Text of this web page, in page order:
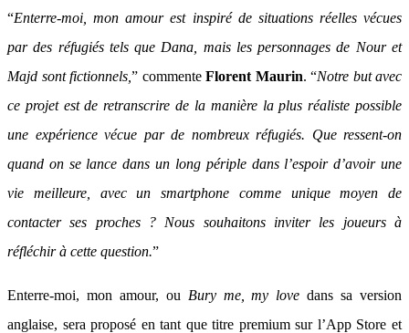
“Enterre-moi, mon amour est inspiré de situations réelles vécues
par des réfugiés tels que Dana, mais les personnages de Nour et
Majd sont fictionnels, ” commente Florent Maurin. “Notre but avec
ce projet est de retranscrire de la manière la plus réaliste possible
une expérience vécue par de nombreux réfugiés. Que ressent-on
quand on se lance dans un long périple dans l’espoir d’avoir une
vie meilleure, avec un smartphone comme unique moyen de
contacter ses proches ? Nous souhaitons inviter les joueurs à
réfléchir à cette question.”
Enterre-moi, mon amour, ou Bury me, my love dans sa version
anglaise, sera proposé en tant que titre premium sur l’App Store et